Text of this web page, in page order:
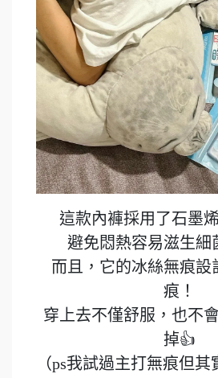
這款內褲採用了石墨
避免悶熱容易滋生細
而且，它的冰絲無痕設
痕！
穿上去不僅舒服，也不
掉👍
（ps我試過主打無痕但